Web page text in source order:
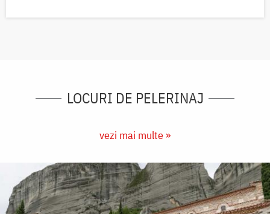
LOCURI DE PELERINAJ
vezi mai multe »